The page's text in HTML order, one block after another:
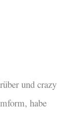
und crazy
habe